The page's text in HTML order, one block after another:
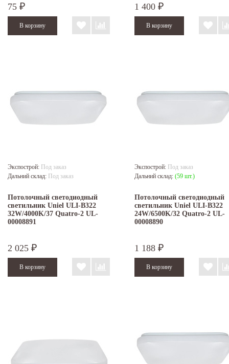
75 ₽ 1 400 ₽
Экспострой: Под заказ
Дальний склад: Под заказ
Потолочный светодиодный
светильник Uniel ULI-B322
32W/4000K/37 Quatro-2 UL-
00008891
2 025 ₽
Экспострой: Под заказ
Дальний склад: (59 шт.)
Потолочный светодиодный
светильник Uniel ULI-B322
24W/6500K/32 Quatro-2 UL-
00008890
1 188 ₽